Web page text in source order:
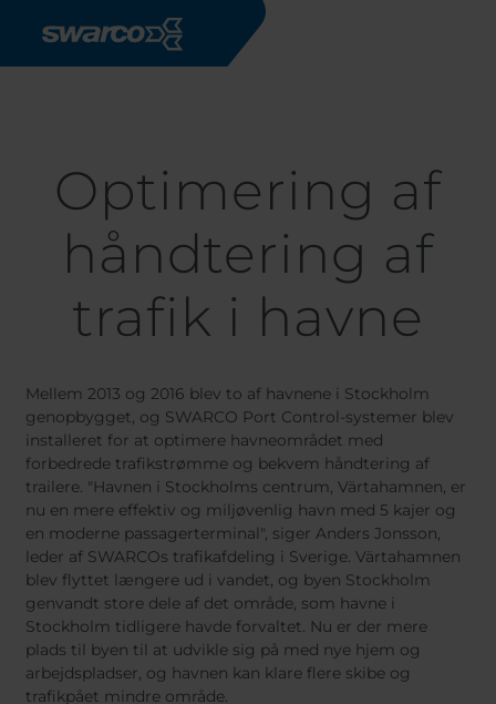
Nyheder & Referencer Optimering af håndtering af trafik i havne
Optimering af
håndtering af
trafik i havne
Mellem 2013 og 2016 blev to af havnene i Stockholm
genopbygget, og SWARCO Port Control-systemer blev
installeret for at optimere havneområdet med
forbedrede trafikstrømme og bekvem håndtering af
trailere. "Havnen i Stockholms centrum, Värtahamnen, er
nu en mere effektiv og miljøvenlig havn med 5 kajer og
en moderne passagerterminal", siger Anders Jonsson,
leder af SWARCOs trafikafdeling i Sverige. Värtahamnen
blev flyttet længere ud i vandet, og byen Stockholm
genvandt store dele af det område, som havne i
Stockholm tidligere havde forvaltet. Nu er der mere
plads til byen til at udvikle sig på med nye hjem og
arbejdspladser, og havnen kan klare flere skibe og
trafikpået mindre område.